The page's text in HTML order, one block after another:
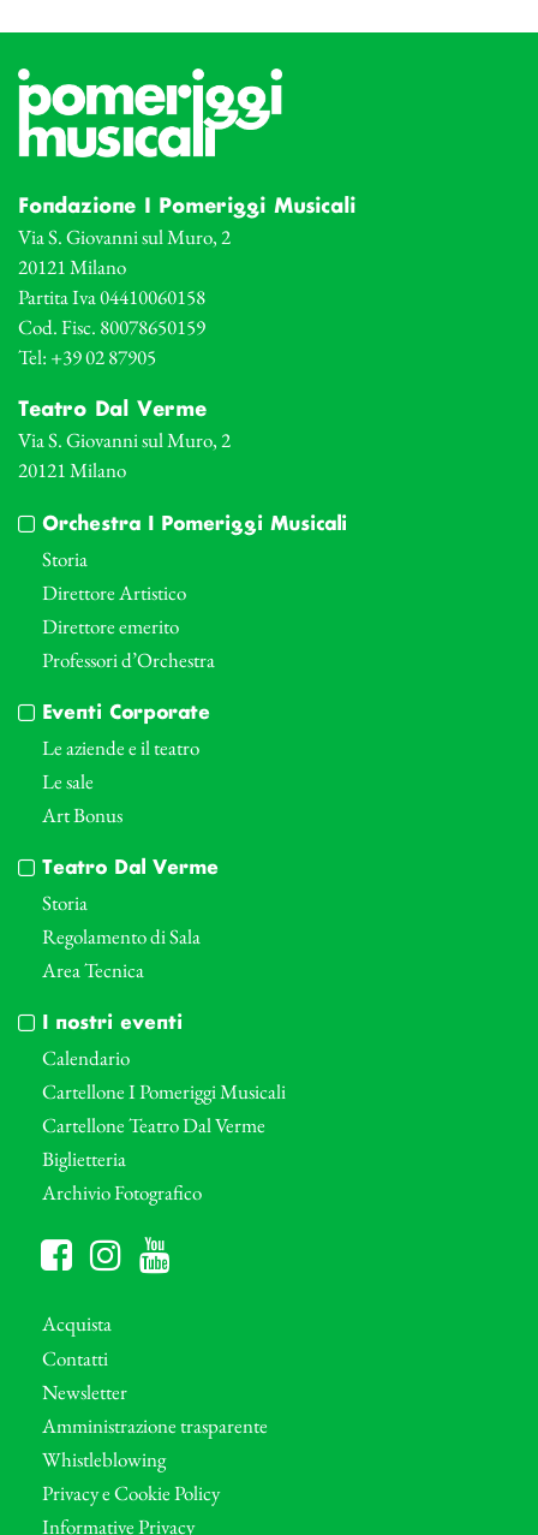
Fondazione I Pomeriggi Musicali
Via S. Giovanni sul Muro, 2
20121 Milano
Partita Iva 04410060158
Cod. Fisc. 80078650159
Tel: +39 02 87905
Teatro Dal Verme
Via S. Giovanni sul Muro, 2
20121 Milano
Orchestra I Pomeriggi Musicali
Storia
Direttore Artistico
Direttore emerito
Professori d’Orchestra
Eventi Corporate
Le aziende e il teatro
Le sale
Art Bonus
Teatro Dal Verme
Storia
Regolamento di Sala
Area Tecnica
I nostri eventi
Calendario
Cartellone I Pomeriggi Musicali
Cartellone Teatro Dal Verme
Biglietteria
Archivio Fotografico
Acquista
Contatti
Newsletter
Amministrazione trasparente
Whistleblowing
Privacy e Cookie Policy
Informative Privacy